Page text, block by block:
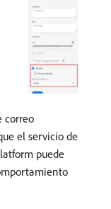
correo
el servicio de
puede